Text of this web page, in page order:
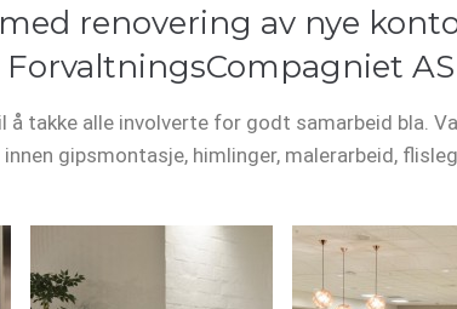
renovering av nye
AS
takke alle involverte for godt samarbeid bla.
gipsmontasje, himlinger, malerarbeid,